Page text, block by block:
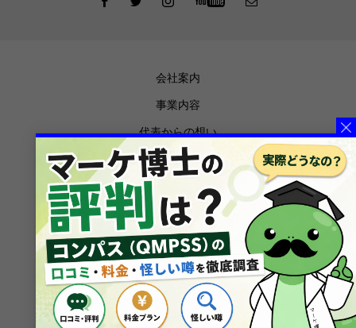
会社案内
事業内容
代表からの想い
お知らせ
メディア掲載
ブログ
プライバシーポリシー
特定商取引法に基づく表記
メルマガ登録
お問合せ